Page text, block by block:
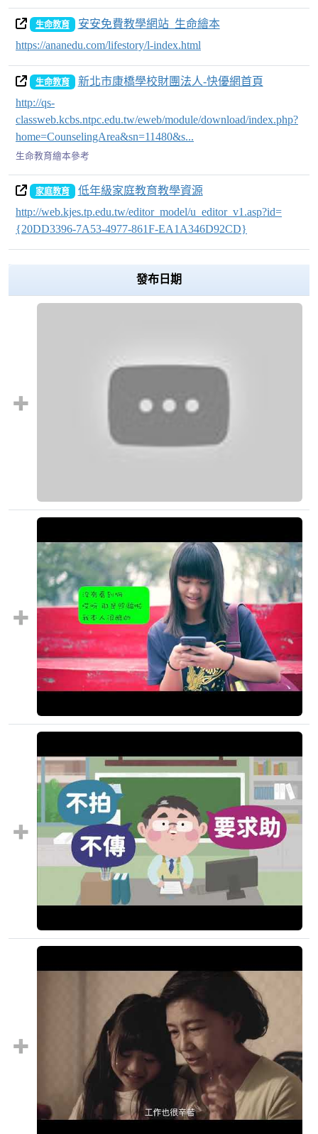
生命教育
安安免費教學網站 生命繪本
https://ananedu.com/lifestory/l-index.html
生命教育
新北市康橋學校財團法人-快優網首頁
http://qs-
classweb.kcbs.ntpc.edu.tw/eweb/module/download/index.php?
home=CounselingArea&sn=11480&s...
生命教育繪本參考
家庭教育
低年級家庭教育教學資源
http://web.kjes.tp.edu.tw/editor_model/u_editor_v1.asp?id=
{20DD3396-7A53-4977-861F-EA1A346D92CD}
發布日期